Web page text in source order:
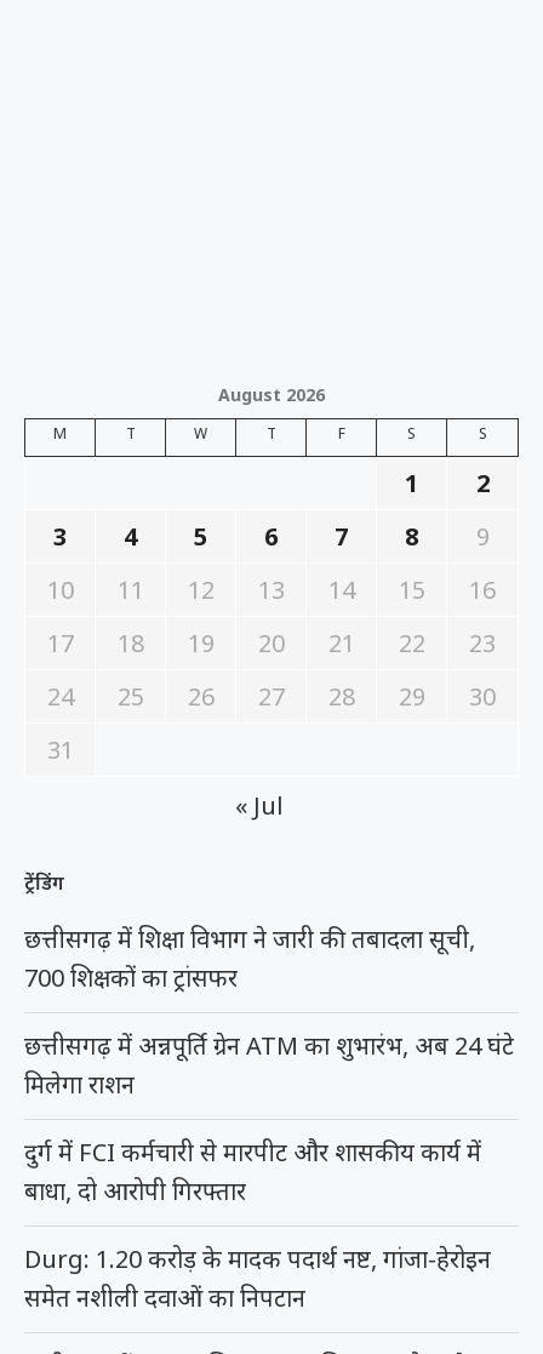
August 2026
M T W T F S S
1
2
3
4 5 6 7 8
9
10
11 12 13 14 15
16
17
18 19 20 21 22
23
24
25 26 27 28 29
30
31
« Jul
ट्रेंडिंग
छत्तीसगढ़ में शिक्षा विभाग ने जारी की तबादला सूची,
700 शिक्षकों का ट्रांसफर
छत्तीसगढ़ में अन्नपूर्ति ग्रेन ATM का शुभारंभ, अब 24 घंटे
मिलेगा राशन
दुर्ग में FCI कर्मचारी से मारपीट और शासकीय कार्य में
बाधा, दो आरोपी गिरफ्तार
Durg: 1.20 करोड़ के मादक पदार्थ नष्ट, गांजा-हेरोइन
समेत नशीली दवाओं का निपटान